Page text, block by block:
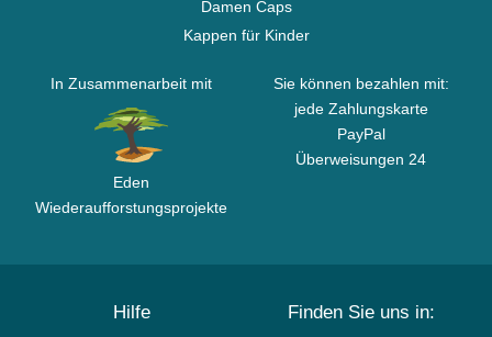
Damen Caps
Kappen für Kinder
In Zusammenarbeit mit
Eden
Wiederaufforstungsprojekte
Sie können bezahlen mit:
jede Zahlungskarte
PayPal
Überweisungen 24
Hilfe Finden Sie uns in: